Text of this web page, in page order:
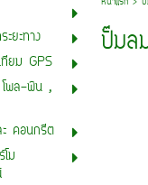
ยะทาง
ยม GPS
พล-พิน ,
คอนกรีต
ม
ปั๊มล